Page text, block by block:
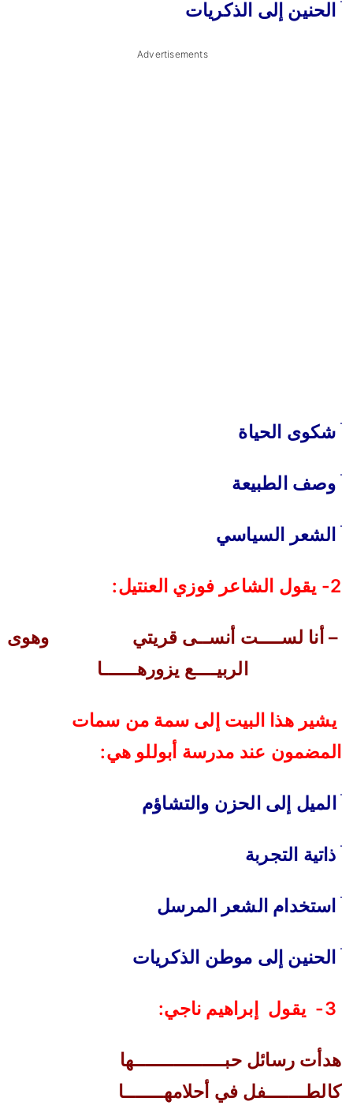
الحنين إلى الذكريات
Advertisements
شكوى الحياة
وصف الطبيعة
الشعر السياسي
2- يقول الشاعر فوزي العنتيل:
– أنا لســــت أنســى قريتي
وهوى
الربيــــع يزورهــــــا
يشير هذا البيت إلى سمة من سمات
المضمون عند مدرسة أبوللو هي:
الميل إلى الحزن والتشاؤم
ذاتية التجربة
استخدام الشعر المرسل
الحنين إلى موطن الذكريات
3- يقول إبراهيم ناجي:
هدأت رسائل حبــــــــــــــــها
كالطـــــــفل في أحلامهـــــــا